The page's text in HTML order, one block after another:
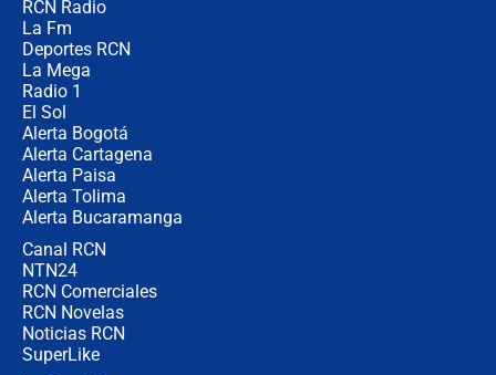
RCN Radio
La Fm
Deportes RCN
La Mega
Radio 1
El Sol
Alerta Bogotá
Alerta Cartagena
Alerta Paisa
Alerta Tolima
Alerta Bucaramanga
Canal RCN
NTN24
RCN Comerciales
RCN Novelas
Noticias RCN
SuperLike